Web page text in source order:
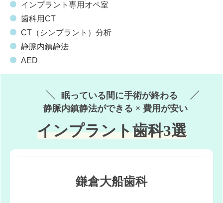
インプラント専用オペ室
歯科用CT
CT（シンプラント）分析
静脈内鎮静法
AED
眠っている間に手術が終わる
静脈内鎮静法ができる × 費用が安い
インプラント歯科3選
鎌倉大船歯科